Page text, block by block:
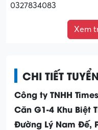
0327834083
Xem
CHI TIẾT
Công ty TNHH
Căn G1-4 Khu Biệt
Đường Lý Nam Đế,